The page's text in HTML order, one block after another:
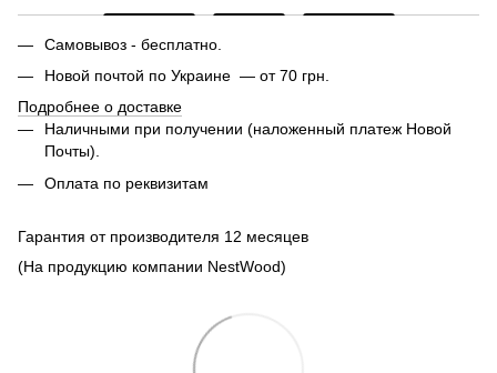
Самовывоз - бесплатно.
Новой почтой по Украине — от 70 грн.
Подробнее о доставке
Наличными при получении (наложенный платеж Новой
Почты).
Оплата по реквизитам
Гарантия от производителя 12 месяцев
(На продукцию компании NestWood)